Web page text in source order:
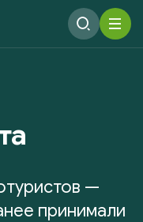
—
принимали